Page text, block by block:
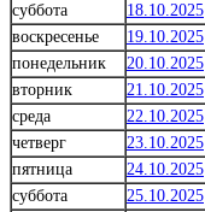
суббота
18.10.2025
воскресенье
19.10.2025
понедельник
20.10.2025
вторник
21.10.2025
среда
22.10.2025
четверг
23.10.2025
пятница
24.10.2025
суббота
25.10.2025